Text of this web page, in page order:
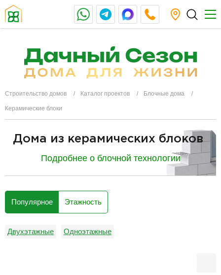
Строительство домов Каталог проектов Блочные дома
Керамические блоки
Дома из керамических блоков
Подробнее о блочной технологии
Популярное Этажность
Двухэтажные Одноэтажные